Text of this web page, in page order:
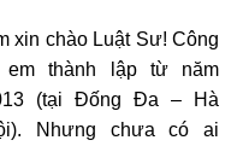
xin chào Luật Sư! Công
em thành lập từ năm
(tại Đống Đa – Hà
Nhưng chưa có ai